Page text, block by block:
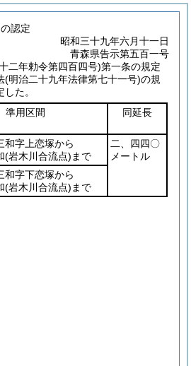
認定
昭和三十九年六月十一日
青森県告示第五百一号
二年勅令第四百四号)第一条の規定
(明治二十九年法律第七十一号)の規
た。
準用区間 同延長
和字上恋塚から
(岩木川合流点) まで
二、四四〇
メートル
和字下恋塚から
(岩木川合流点) まで